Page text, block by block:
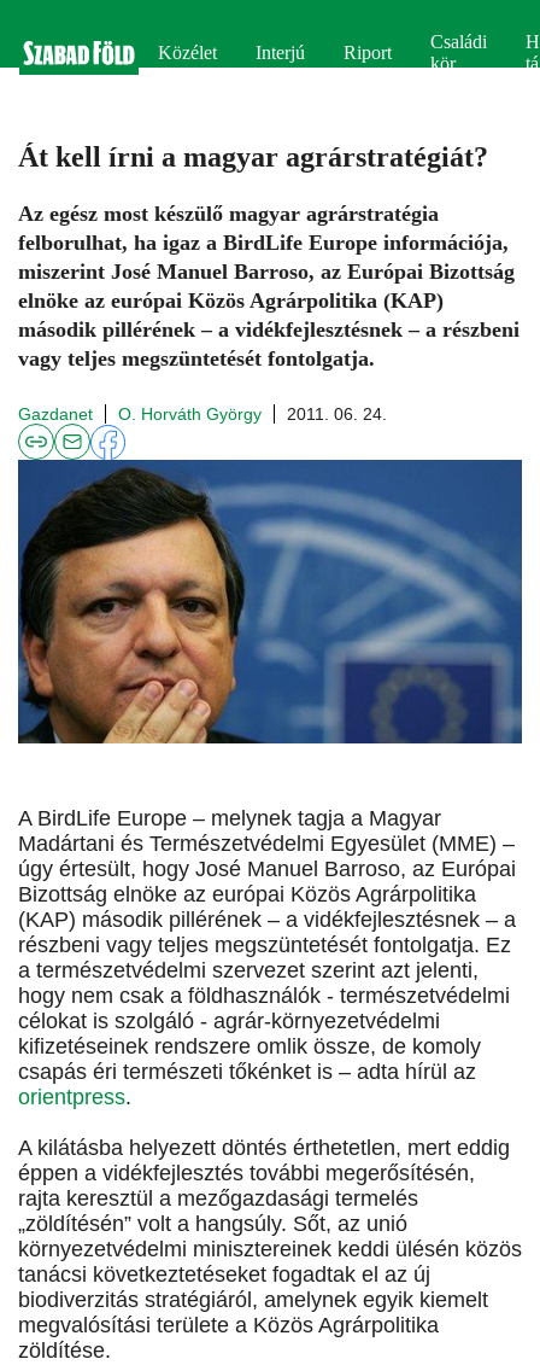
Közélet Interjú Riport
Családi
kör
Át kell írni a magyar agrárstratégiát?
Az egész most készülő magyar agrárstratégia
felborulhat, ha igaz a BirdLife Europe információja,
miszerint José Manuel Barroso, az Európai Bizottság
elnöke az európai Közös Agrárpolitika (KAP)
második pillérének – a vidékfejlesztésnek – a részbeni
vagy teljes megszüntetését fontolgatja.
Gazdanet O. Horváth György 2011. 06. 24.
A BirdLife Europe – melynek tagja a Magyar
Madártani és Természetvédelmi Egyesület (MME) –
úgy értesült, hogy José Manuel Barroso, az Európai
Bizottság elnöke az európai Közös Agrárpolitika
(KAP) második pillérének – a vidékfejlesztésnek – a
részbeni vagy teljes megszüntetését fontolgatja. Ez
a természetvédelmi szervezet szerint azt jelenti,
hogy nem csak a földhasználók - természetvédelmi
célokat is szolgáló - agrár-környezetvédelmi
kifizetéseinek rendszere omlik össze, de komoly
csapás éri természeti tőkénket is – adta hírül az
orientpress.
A kilátásba helyezett döntés érthetetlen, mert eddig
éppen a vidékfejlesztés további megerősítésén,
rajta keresztül a mezőgazdasági termelés
„zöldítésén” volt a hangsúly. Sőt, az unió
környezetvédelmi minisztereinek keddi ülésén közös
tanácsi következtetéseket fogadtak el az új
biodiverzitás stratégiáról, amelynek egyik kiemelt
megvalósítási területe a Közös Agrárpolitika
zöldítése.